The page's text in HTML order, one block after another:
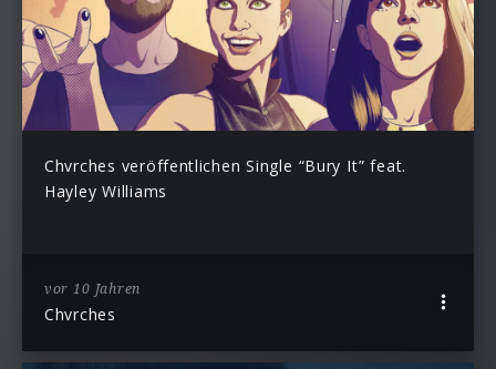
Chvrches veröffentlichen Single “Bury It” feat.
Hayley Williams
vor 10 Jahren
Chvrches